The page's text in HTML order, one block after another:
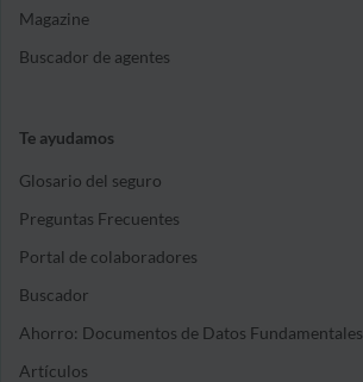
Magazine
Buscador de agentes
Te ayudamos
Glosario del seguro
Preguntas Frecuentes
Portal de colaboradores
Buscador
Ahorro: Documentos de Datos Fundamentales
Artículos